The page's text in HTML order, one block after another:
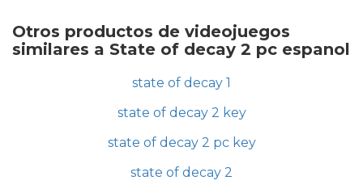
Otros productos de videojuegos
similares a State of decay 2 pc espanol
state of decay 1
state of decay 2 key
state of decay 2 pc key
state of decay 2